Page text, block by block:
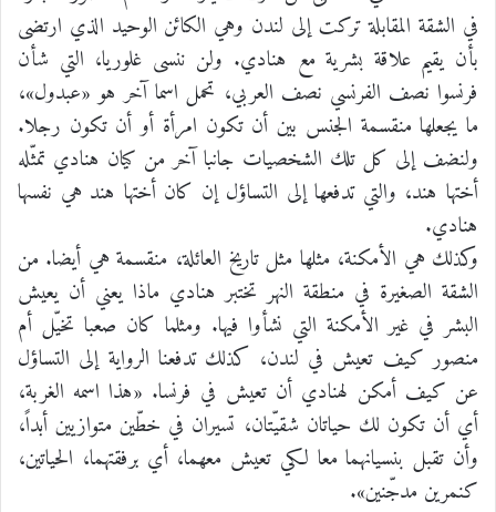
في الشقة المقابلة تركت إلى لندن وهي الكائن الوحيد الذي ارتضى
بأن يقيم علاقة بشرية مع هنادي. ولن ننسى غلوريا، التي شأن
فرنسوا نصف الفرنسي نصف العربي، تحمل اسما آخر هو «عبدول»،
ما يجعلها منقسمة الجنس بين أن تكون امرأة أو أن تكون رجلا.
ولنضف إلى كل تلك الشخصيات جانبا آخر من كيان هنادي تمثّله
أختها هند، والتي تدفعها إلى التساؤل إن كان أختها هند هي نفسها
هنادي.
وكذلك هي الأمكنة، مثلها مثل تاريخ العائلة، منقسمة هي أيضا. من
الشقة الصغيرة في منطقة النهر تختبر هنادي ماذا يعني أن يعيش
البشر في غير الأمكنة التي نشأوا فيها. ومثلما كان صعبا تخيّل أم
منصور كيف تعيش في لندن، كذلك تدفعنا الرواية إلى التساؤل
عن كيف أمكن لهنادي أن تعيش في فرنسا. «هذا اسمه الغربة،
أي أن تكون لك حياتان شقيّتان، تسيران في خطّين متوازيين أبداً،
وأن تقبل بنسيانهما معا لكي تعيش معهما، أي برفقتهما، الحياتين،
كنمرين مدجّنين».